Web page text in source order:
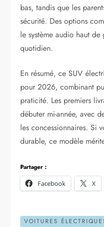
bas, tandis que les
sécurité. Des options
le système audio haut
quotidien.
En résumé, ce SUV
pour 2026, combinant
praticité. Les premiers
débuter mi-année, avec
les concessionnaires. Si
durable, ce modèle
Partager :
Facebook
X
VOITURES